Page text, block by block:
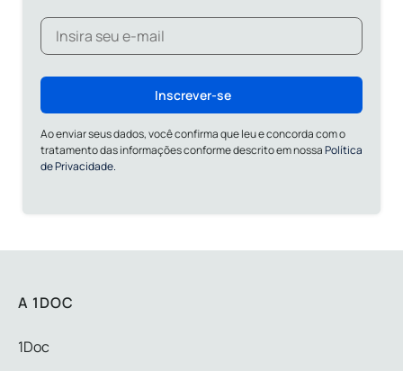
Inscrever-se
Ao enviar seus dados, você confirma que leu e concorda com o
tratamento das informações conforme descrito em nossaPolítica
de Privacidade.
A 1DOC
1Doc